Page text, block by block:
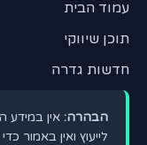
עמוד הבית
תוכן שיווקי
חדשות גדרה
הבהרה: אין במידע
לייעוץ ואין באמור